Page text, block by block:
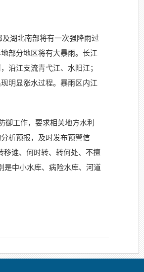
湖北南部将有一次强降雨过
部分地区将有大暴雨。长江
沿江支流青弋江、水阳江；
明显涨水过程。暴雨区内江
御工作，要求相关地方水利
析预报，及时发布预警信
移谁、何时转、转何处、不擅
是中小水库、病险水库、河道